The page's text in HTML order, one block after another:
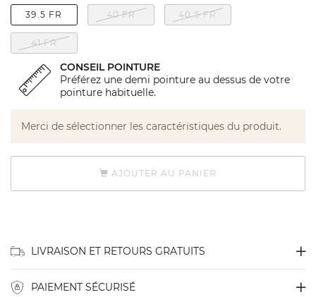
39.5 FR 40 FR 40.5 FR
41 FR
CONSEIL POINTURE
Préférez une demi pointure au dessus de votre
pointure habituelle.
Merci de sélectionner les caractéristiques du produit.
AJOUTER AU PANIER
LIVRAISON ET RETOURS GRATUITS
PAIEMENT SÉCURISÉ